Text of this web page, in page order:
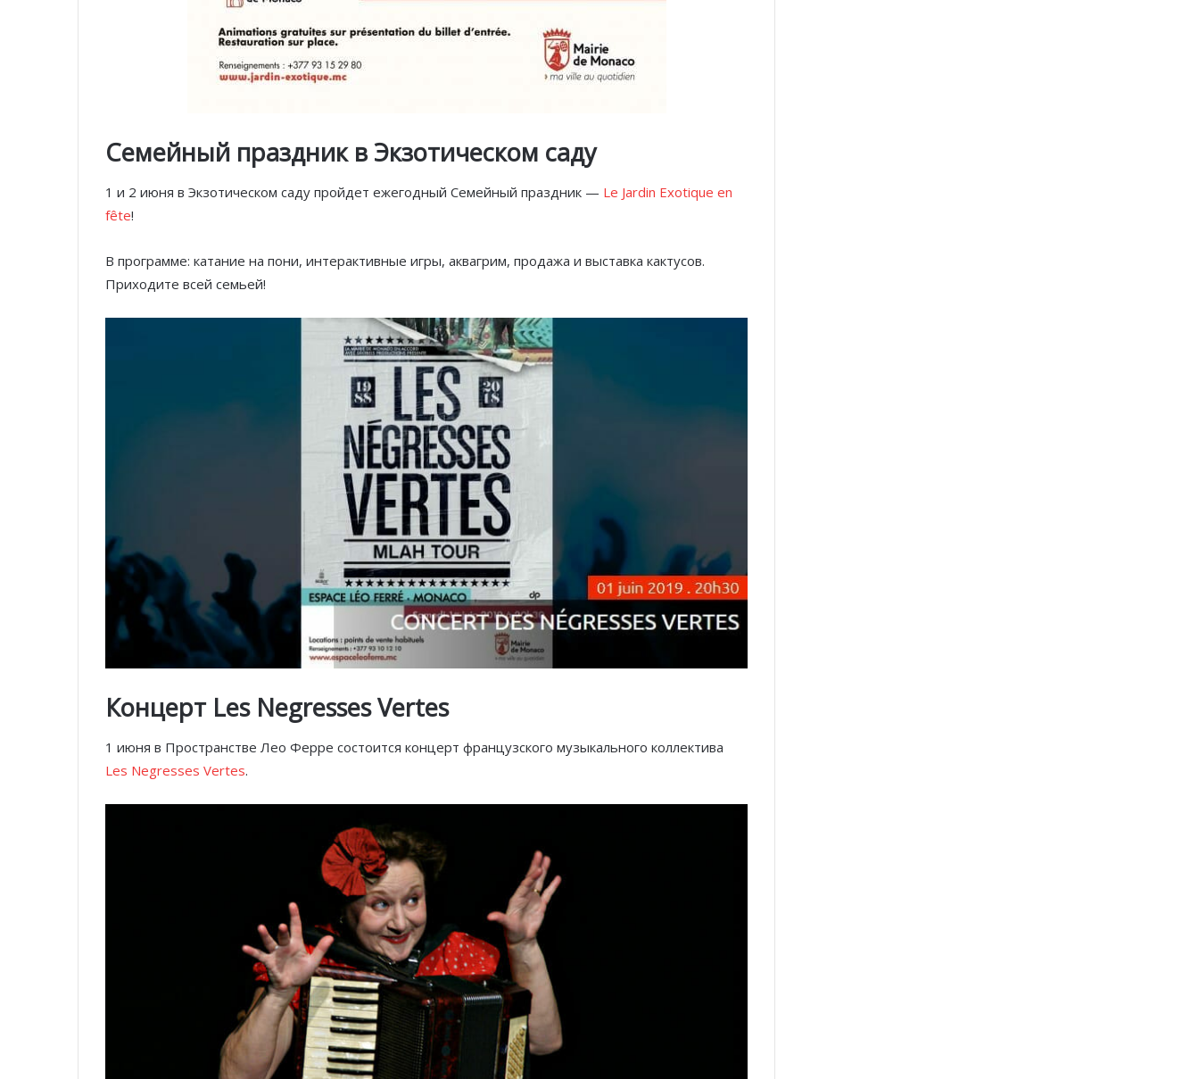
Семейный праздник в Экзотическом саду
1 и 2 июня в Экзотическом саду пройдет ежегодный Семейный праздник — Le Jardin Exotique en
fête!
В программе: катание на пони, интерактивные игры, аквагрим, продажа и выставка кактусов.
Приходите всей семьей!
Концерт Les Negresses Vertes
1 июня в Пространстве Лео Ферре состоится концерт французского музыкального коллектива
Les Negresses Vertes.